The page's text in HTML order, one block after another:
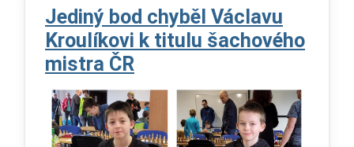
Jediný bod chyběl Václavu
Kroulíkovi k titulu šachového
mistra ČR